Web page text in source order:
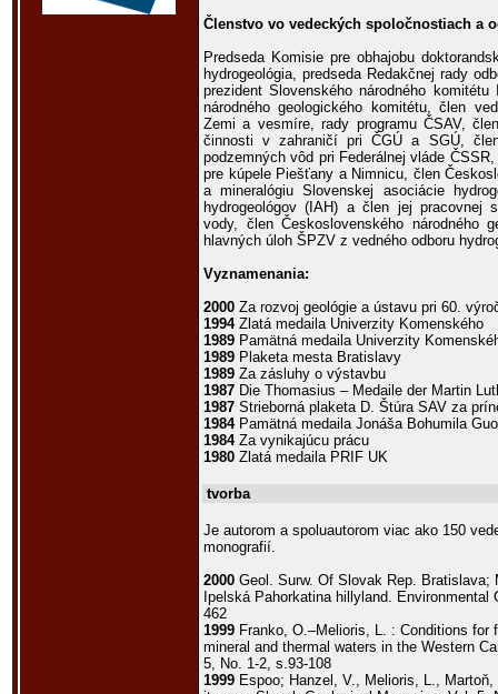
Členstvo vo vedeckých spoločnostiach a
Predseda Komisie pre obhajobu
hydrogeológia, predseda Redakčnej rady
prezident Slovenského národného
národného geologického komitétu, člen
Zemi a vesmíre, rady programu ČSAV,
činnosti v zahraničí pri ČGÚ a SGÚ,
podzemných vôd pri Federálnej vláde
pre kúpele Piešťany a Nimnicu, člen
a mineralógiu Slovenskej asociácie
hydrogeológov (IAH) a člen jej pracovnej
vody, člen Československého národného
hlavných úloh ŠPZV z vedného odboru
Vyznamenania:
2000 Za rozvoj geológie a ústavu pri 60.
1994Zlatá medaila Univerzity Komenského
1989 Pamätná medaila Univerzity
1989 Plaketa mesta Bratislavy
1989 Za zásluhy o výstavbu
1987 Die Thomasius – Medaile der Martin
1987 Strieborná plaketa D. Štúra SAV za
1984Pamätná medaila Jonáša Bohumila
1984Za vynikajúcu prácu
1980 Zlatá medaila PRIF UK
tvorba
Je autorom a spoluautorom viac ako 150
monografií.
2000 Geol. Surw. Of Slovak Rep. Bratislava;
Ipelská Pahorkatina hillyland.
462
1999 Franko, O.–Melioris, L. : Conditions for
mineral and thermal waters in the Western
5, No. 1-2, s.93-108
1999 Espoo; Hanzel, V., Melioris, L.,